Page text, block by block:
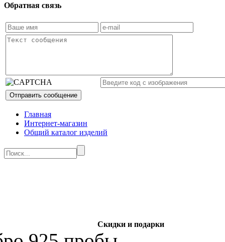
Обратная связь
Главная
Интернет-магазин
Общий каталог изделий
Скидки и подарки